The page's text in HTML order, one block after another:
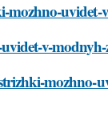
mozhno-
v-
mozhno-